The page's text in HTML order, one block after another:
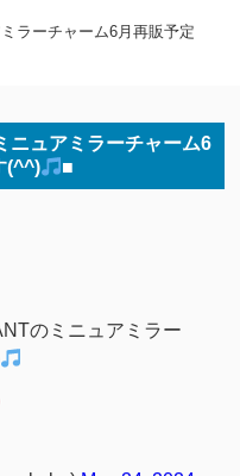
ラーチャーム6月再販予定
ニュアミラーチャーム6
(^^)
■
のミニュアミラー